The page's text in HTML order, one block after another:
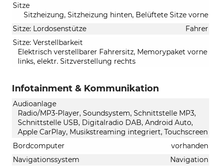
Sitze
Sitzheizung, Sitzheizung hinten, Belüftete Sitze vorne
Sitze: Lordosenstütze
Fahrer
Sitze: Verstellbarkeit
Elektrisch verstellbarer Fahrersitz, Memorypaket vorne
links, elektr. Sitzverstellung rechts
Infotainment & Kommunikation
Audioanlage
Radio/MP3-Player, Soundsystem, Schnittstelle MP3,
Schnittstelle USB, Digitalradio DAB, Android Auto,
Apple CarPlay, Musikstreaming integriert, Touchscreen
Bordcomputer
vorhanden
Navigationssystem
Navigation